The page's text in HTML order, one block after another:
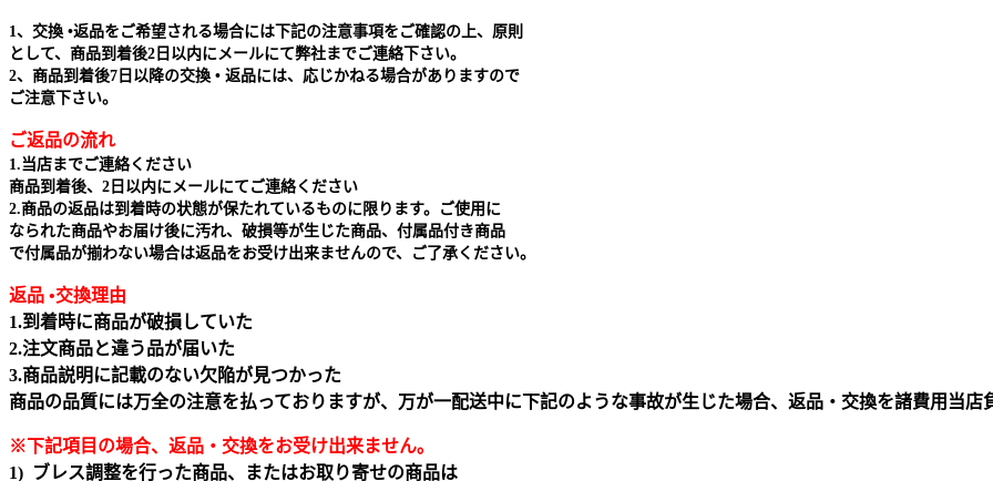
1、交換 •返品をご希望される場合には下記の注意事項をご確認の上、原則
として、商品到着後2日以内にメールにて弊社までご連絡下さい。
2、商品到着後7日以降の交換 • 返品には、応じかねる場合がありますので
ご注意下さい。
ご返品の流れ
1.当店までご連絡ください
商品到着後、2日以内にメールにてご連絡ください
2.商品の返品は到着時の状態が保たれているものに限ります。ご使用に
なられた商品やお届け後に汚れ、破損等が生じた商品、付属品付き商品
で付属品が揃わない場合は返品をお受け出来ませんので、ご了承ください。
返品 •交換理由
1.到着時に商品が破損していた
2.注文商品と違う品が届いた
3.商品説明に記載のない欠陥が見つかった
商品の品質には万全の注意を払っておりますが、万が一配送中に下記のような事故が生じた場合、返品・交換を諸費用当店
※下記項目の場合、返品・交換をお受け出来ません｡
1) ブレス調整を行った商品、またはお取り寄せの商品は